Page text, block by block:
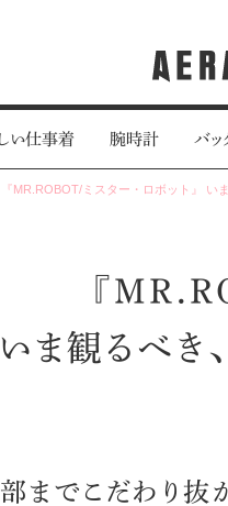
い仕事着 腕時計 バッ
『MR.ROBOT/ミスター・ロボット』
『
いま観るべき
までこだわり抜